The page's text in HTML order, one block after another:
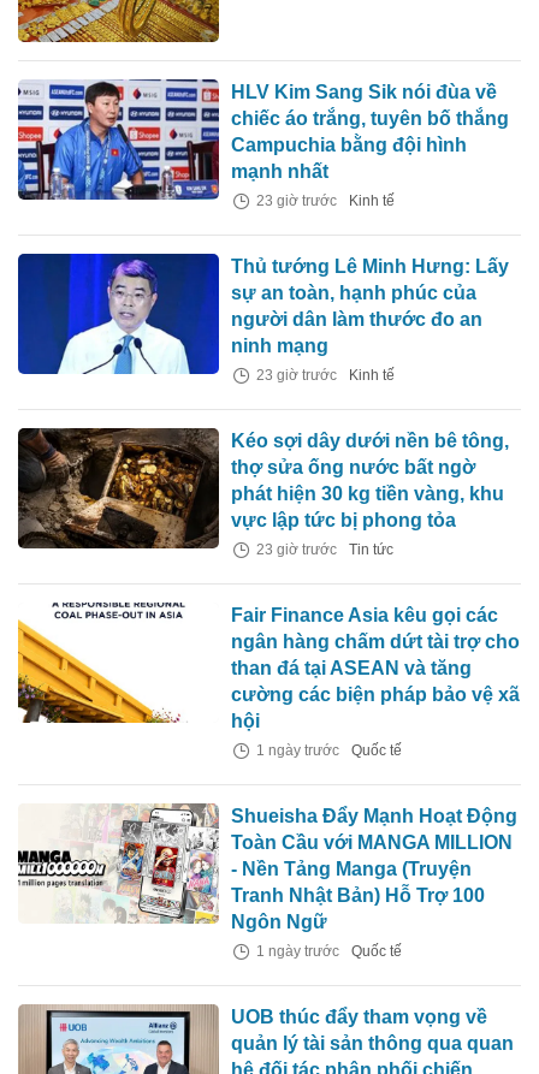
HLV Kim Sang Sik nói đùa về
chiếc áo trắng, tuyên bố thắng
Campuchia bằng đội hình
mạnh nhất
23 giờ trước Kinh tế
Thủ tướng Lê Minh Hưng: Lấy
sự an toàn, hạnh phúc của
người dân làm thước đo an
ninh mạng
23 giờ trước Kinh tế
Kéo sợi dây dưới nền bê tông,
thợ sửa ống nước bất ngờ
phát hiện 30 kg tiền vàng, khu
vực lập tức bị phong tỏa
23 giờ trước Tin tức
Fair Finance Asia kêu gọi các
ngân hàng chấm dứt tài trợ cho
than đá tại ASEAN và tăng
cường các biện pháp bảo vệ xã
hội
1 ngày trước Quốc tế
Shueisha Đẩy Mạnh Hoạt Động
Toàn Cầu với MANGA MILLION
- Nền Tảng Manga (Truyện
Tranh Nhật Bản) Hỗ Trợ 100
Ngôn Ngữ
1 ngày trước Quốc tế
UOB thúc đẩy tham vọng về
quản lý tài sản thông qua quan
hệ đối tác phân phối chiến